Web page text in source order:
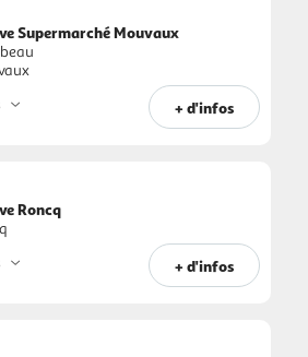
Supermarché Mouvaux
+ d'infos
Roncq
+ d'infos